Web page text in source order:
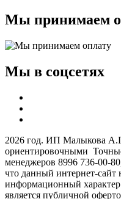
Мы принимаем
Мы в соцсетях
2026 год. ИП Малыкова
ориентировочными
менеджеров 8996 736-00-
что данный интернет-сайт
информационный
является публичной